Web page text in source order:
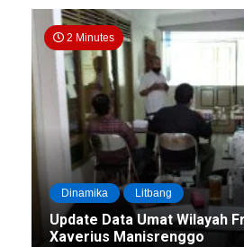
2 Minutes
Dinamika Litbang
Update Data Umat Wilayah
Xaverius Manisrenggo